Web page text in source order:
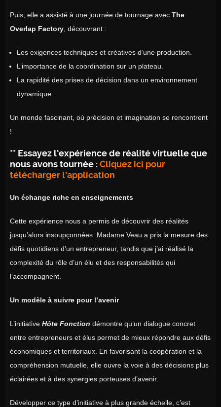
Puis, elle a assisté à une journée de tournage avec The
Overlap Factory , découvrant :
Les exigences techniques et créatives d’une production.
L’importance de la coordination sur un plateau.
La rapidité des prises de décision dans un environnement
dynamique.
Un monde fascinant, où précision et imagination se rencontrent
!
** Essayez l’expérience de réalité virtuelle que
nous avons tournée :Cliquez ici pour
télécharger l’application
Un échange riche en enseignements
Cette expérience nous a permis de découvrir des réalités
jusqu’alors insoupçonnées. Madame Veau a pris la mesure des
défis quotidiens d’un entrepreneur, tandis que j’ai réalisé la
complexité du rôle d’un élu et des responsabilités qui
l’accompagnent.
Un modèle à suivre pour l’avenir
L’initiative Hôte Fonction démontre qu’un dialogue concret
entre entrepreneurs et élus permet de mieux répondre aux défis
économiques et territoriaux. En favorisant la coopération et la
compréhension mutuelle, elle ouvre la voie à des décisions plus
éclairées et à des synergies porteuses d’avenir.
Développer ce type d’initiative à plus grande échelle, c’est